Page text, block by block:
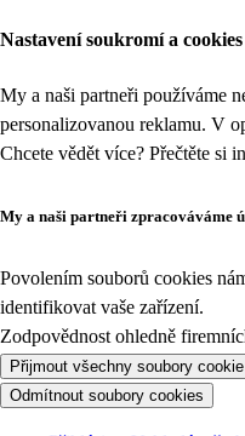
Nastavení soukromí a cookies
My a naši partneři používáme
personalizovanou reklamu. V
Chcete vědět více? Přečtěte si
My a naši partneři zpracováváme
Povolením souborů cookies
identifikovat vaše zařízení.
Zodpovědnost ohledně
Přijmout všechny soubory cookie
Odmítnout soubory cookies